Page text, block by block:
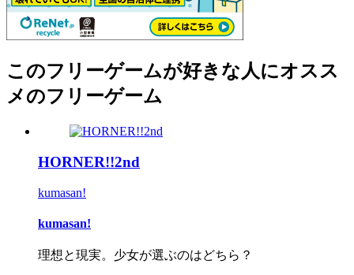
このフリーゲームが好きな人にオスス
メのフリーゲーム
HORNER!!2nd
kumasan!
kumasan!
理想と現実。少女が選ぶのはどちら？